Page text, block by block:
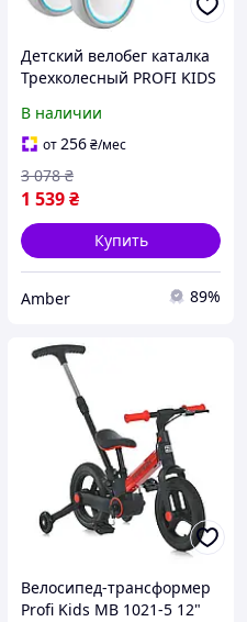
Детский велобег каталка
Трехколесный PROFI KIDS
малышей Для самых
маленьких Голубой
В наличии
от256₴/мес
1 539₴
3 078 ₴
Купить
Amber 89%
Велосипед-трансформер
Profi Kids MB 1021-5 12"